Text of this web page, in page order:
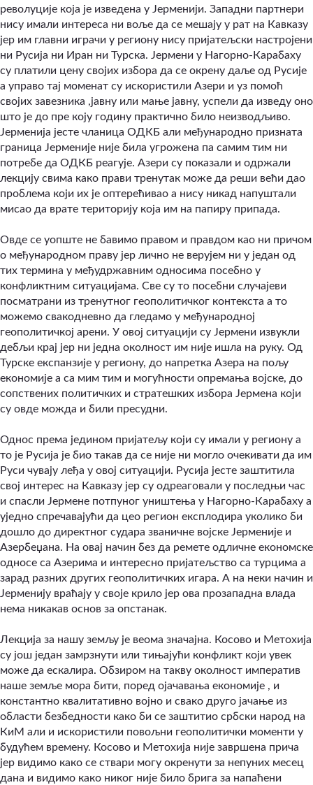
револуције која је изведена у Јерменији. Западни партнери
нису имали интереса ни воље да се мешају у рат на Кавказу
јер им главни играчи у региону нису пријатељски настројени
ни Русија ни Иран ни Турска. Јермени у Нагорно-Карабаху
су платили цену својих избора да се окрену даље од Русије
а управо тај моменат су искористили Азери и уз помоћ
својих завезника ,јавну или мање јавну, успели да изведу оно
што је до пре коју годину практично било неизводљиво.
Јерменија јесте чланица ОДКБ али међународно призната
граница Јерменије није била угрожена па самим тим ни
потребе да ОДКБ реагује. Азери су показали и одржали
лекцију свима како прави тренутак може да реши већи дао
проблема који их је оптерећивао а нису никад напуштали
мисао да врате територију која им на папиру припада.
Овде се уопште не бавимо правом и правдом као ни причом
о међународном праву јер лично не верујем ни у један од
тих термина у међудржавним односима посебно у
конфликтним ситуацијама. Све су то посебни случајеви
посматрани из тренутног геополитичког контекста а то
можемо свакодневно да гледамо у међународној
геополитичкој арени. У овој ситуацији су Јермени извукли
дебљи крај јер ни једна околност им није ишла на руку. Од
Турске експанзије у региону, до напретка Азера на пољу
економије а са мим тим и могућности опремања војске, до
сопствених политичких и стратешких избора Јермена који
су овде можда и били пресудни.
Однос према једином пријатељу који су имали у региону а
то је Русија је био такав да се није ни могло очекивати да им
Руси чувају леђа у овој ситуацији. Русија јесте заштитила
свој интерес на Кавказу јер су одреаговали у последњи час
и спасли Јермене потпуног уништења у Нагорно-Карабаху а
уједно спречавајући да цео регион експлодира уколико би
дошло до директног судара званичне војске Јерменије и
Азербеџана. На овај начин без да ремете одличне економске
односе са Азерима и интересно пријатељство са турцима а
зарад разних других геополитичких игара. А на неки начин и
Јерменију враћају у своје крило јер ова прозападна влада
нема никакав основ за опстанак.
Лекција за нашу земљу је веома значајна. Косово и Метохија
су још један замрзнути или тињајући конфликт који увек
може да ескалира. Обзиром на такву околност императив
наше земље мора бити, поред ојачавања економије , и
константно квалитативно војно и свако друго јачање из
области безбедности како би се заштитио србски народ на
КиМ али и искористили повољни геополитички моменти у
будућем времену. Косово и Метохија није завршена прича
јер видимо како се ствари могу окренути за непуних месец
дана и видимо како никог није било брига за напаћени